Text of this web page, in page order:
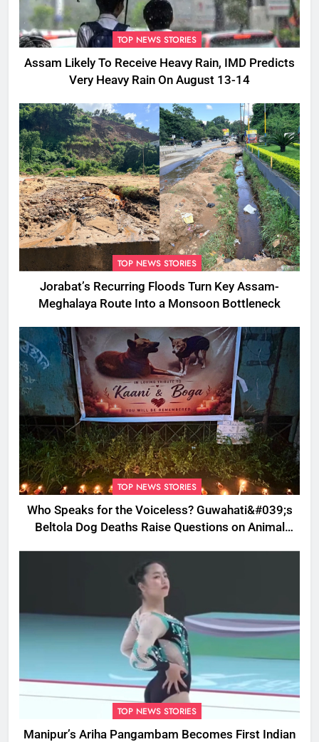
TOP NEWS STORIES
Assam Likely To Receive Heavy Rain, IMD Predicts
Very Heavy Rain On August 13-14
TOP NEWS STORIES
Jorabat’s Recurring Floods Turn Key Assam-
Meghalaya Route Into a Monsoon Bottleneck
TOP NEWS STORIES
Who Speaks for the Voiceless? Guwahati&#039;s
Beltola Dog Deaths Raise Questions on Animal
TOP NEWS STORIES
Manipur’s Ariha Pangambam Becomes First Indian